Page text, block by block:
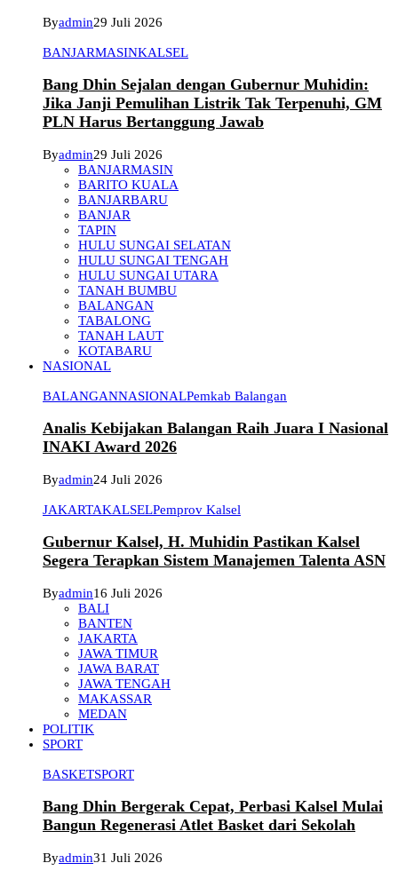
Byadmin29 Juli 2026
BANJARMASINKALSEL
Bang Dhin Sejalan dengan Gubernur Muhidin:
Jika Janji Pemulihan Listrik Tak Terpenuhi, GM
PLN Harus Bertanggung Jawab
Byadmin29 Juli 2026
BANJARMASIN
BARITO KUALA
BANJARBARU
BANJAR
TAPIN
HULU SUNGAI SELATAN
HULU SUNGAI TENGAH
HULU SUNGAI UTARA
TANAH BUMBU
BALANGAN
TABALONG
TANAH LAUT
KOTABARU
NASIONAL
BALANGANNASIONALPemkab Balangan
Analis Kebijakan Balangan Raih Juara I Nasional
INAKI Award 2026
Byadmin24 Juli 2026
JAKARTAKALSELPemprov Kalsel
Gubernur Kalsel, H. Muhidin Pastikan Kalsel
Segera Terapkan Sistem Manajemen Talenta ASN
Byadmin16 Juli 2026
BALI
BANTEN
JAKARTA
JAWA TIMUR
JAWA BARAT
JAWA TENGAH
MAKASSAR
MEDAN
POLITIK
SPORT
BASKETSPORT
Bang Dhin Bergerak Cepat, Perbasi Kalsel Mulai
Bangun Regenerasi Atlet Basket dari Sekolah
Byadmin31 Juli 2026